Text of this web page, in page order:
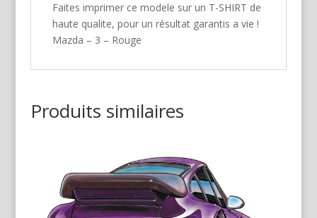
Faites imprimer ce modele sur un T-SHIRT de
haute qualite, pour un résultat garantis a vie !
Mazda – 3 – Rouge
Produits similaires